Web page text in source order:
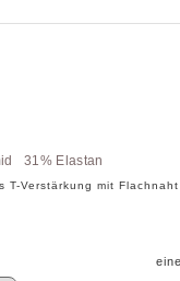
31% Elastan
T-Verstärkung mit